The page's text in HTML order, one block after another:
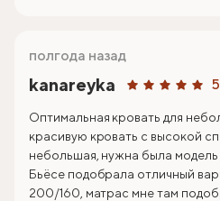
kanareyka 5
полгода назад
Оптимальная кровать для
красивую кровать с высокой
небольшая, нужна была
Бьёсе подобрала отличный
200/160, матрас мне там